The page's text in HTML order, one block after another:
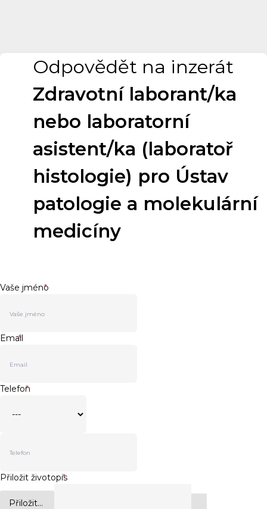
Odpovědět na inzerát
Zdravotní laborant/ka
nebo laboratorní
asistent/ka (laboratoř
histologie) pro Ústav
patologie a molekulární
medicíny
Vaše jméno
*
Email
*
Telefon
*
Přiložit životopis
*
Přiložit...